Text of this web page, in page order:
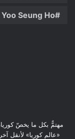
Yoo Seung Ho
مهتمٌّ بكل ما يخصّ
«عالم كوريا» لأنقل